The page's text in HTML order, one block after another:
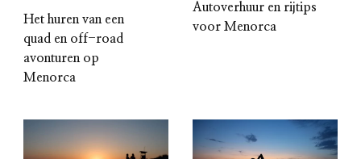
Het huren van een
quad en off-road
avonturen op
Menorca
Autoverhuur en rijtips
voor Menorca